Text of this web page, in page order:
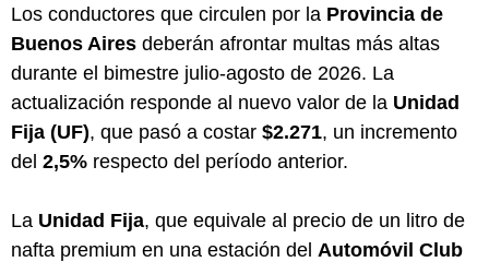
Los conductores que circulen por la Provincia de
Buenos Aires deberán afrontar multas más altas
durante el bimestre julio-agosto de 2026. La
actualización responde al nuevo valor de la Unidad
Fija (UF), que pasó a costar $2.271, un incremento
del 2,5% respecto del período anterior.
La Unidad Fija, que equivale al precio de un litro de
nafta premium en una estación del Automóvil Club